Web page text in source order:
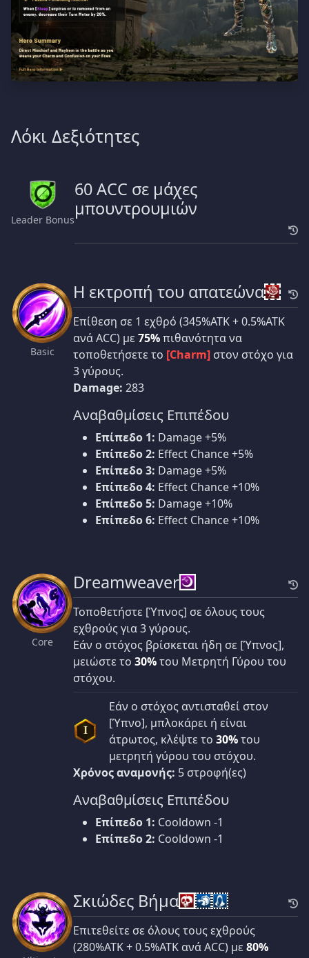
Λόκι Δεξιότητες
Leader Bonus
60 ACC σε μάχες
μπουντρουμιών
Basic
Η εκτροπή του απατεώνα
Επίθεση σε 1 εχθρό (345%ATK + 0.5%ATK
ανά ACC) με 75%πιθανότητα να
τοποθετήσετε το [Charm] στον στόχο για
3 γύρους.
Damage: 283
Αναβαθμίσεις Επιπέδου
Επίπεδο 1: Damage +5%
Επίπεδο 2: Effect Chance +5%
Επίπεδο 3: Damage +5%
Επίπεδο 4: Effect Chance +10%
Επίπεδο 5: Damage +10%
Επίπεδο 6: Effect Chance +10%
Core
Dreamweaver
Τοποθετήστε [Ύπνος] σε όλους τους
εχθρούς για 3 γύρους.
Εάν ο στόχος βρίσκεται ήδη σε [Ύπνος],
μειώστε το 30%του Μετρητή Γύρου του
στόχου.
I
Εάν ο στόχος αντισταθεί στον
[Ύπνο], μπλοκάρει ή είναι
άτρωτος, κλέψτε το 30%του
μετρητή γύρου του στόχου.
Χρόνος αναμονής: 5 στροφή(ες)
Αναβαθμίσεις Επιπέδου
Επίπεδο 1: Cooldown -1
Επίπεδο 2: Cooldown -1
Σκιώδες Βήμα
Επιτεθείτε σε όλους τους εχθρούς
(280%ATK + 0.5%ATK ανά ACC) με 80%